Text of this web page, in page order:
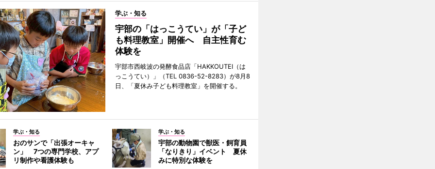
学ぶ・知る
宇部の「はっこうてい」が「子ど
も料理教室」開催へ 自主性育む
体験を
宇部市西岐波の発酵食品店「HAKKOUTEI（は
っこうてい）」（TEL 0836-52-8283）が8月8
日、「夏休み子ども料理教室」を開催する。
学ぶ・知る
おのサンで「出張オーキャ
ン」 7つの専門学校、アプ
リ制作や看護体験も
学ぶ・知る
宇部の動物園で獣医・飼育員
「なりきり」イベント 夏休
みに特別な体験を